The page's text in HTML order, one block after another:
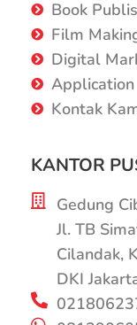
Book
Film
Digital
Application
Kontak
KANTOR
Gedung
Jl. TB
Cilandak,
DKI